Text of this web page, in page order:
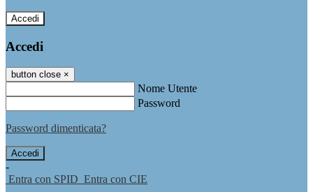
Accedi
Accedi
button close ×
Nome Utente
Password
Password dimenticata?
-
Entra con SPID Entra con CIE